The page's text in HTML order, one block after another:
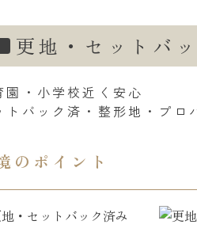
更地・セットバ
園・小学校近く安心
トバック済・整形地・プロ
のポイント